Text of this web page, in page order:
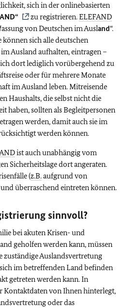
sich in der onlinebasierten
“ zu registrieren.ELEFAND
assung von Deutschen im Ausland“.
sich alle deutschen
Ausland aufhalten, eintragen –
dort lediglich vorübergehend zu
oder für mehrere Monate
im Ausland leben. Mitreisende
Haushalts, die selbst nicht die
haben, sollten als Begleitpersonen
werden, damit auch sie im
werden können.
ist auch unabhängig vom
Sicherheitslage dort angeraten.
(z.B.aufgrund von
überraschend eintreten können.
sinnvoll?
bei akuten Krisen- und
geholfen werden kann, müssen
zuständige Auslandsvertretung
im betreffenden Land befinden
getreten werden kann. In
Kontaktdaten von Ihnen hinterlegt,
oder das